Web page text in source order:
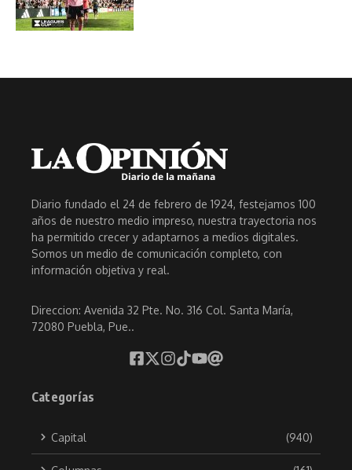
Diario fundado el 24 de febrero de 1924, festejamos 100
años de nuestro medio impreso, nuestra trayectoria nos
ha permitido crecer y adaptarnos a medios digitales.
Somos un medio de comunicación completo, con
información objetiva y real.
Direccion: Avenida 32 Pte. No. 316 Col. Santa María,
72080 Puebla, Pue..
Categorías
Capital (940)